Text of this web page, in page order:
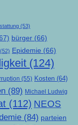
(53)
bürger (66)
(52) Epidemie (66)
(124)
(55) Kosten (64)
(89) Michael Ludwig
(112) NEOS
(84) parteien